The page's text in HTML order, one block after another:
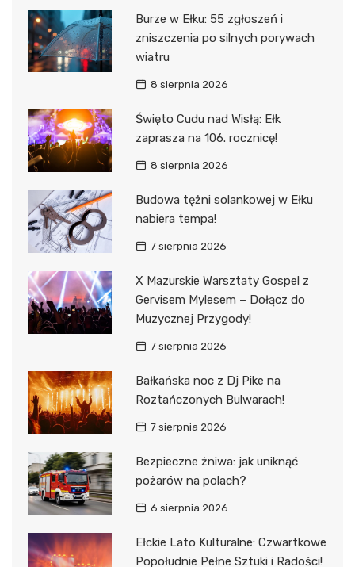
Burze w Ełku: 55 zgłoszeń i
zniszczenia po silnych porywach
wiatru
8 sierpnia 2026
Święto Cudu nad Wisłą: Ełk
zaprasza na 106. rocznicę!
8 sierpnia 2026
Budowa tężni solankowej w Ełku
nabiera tempa!
7 sierpnia 2026
X Mazurskie Warsztaty Gospel z
Gervisem Mylesem – Dołącz do
Muzycznej Przygody!
7 sierpnia 2026
Bałkańska noc z Dj Pike na
Roztańczonych Bulwarach!
7 sierpnia 2026
Bezpieczne żniwa: jak uniknąć
pożarów na polach?
6 sierpnia 2026
Ełckie Lato Kulturalne: Czwartkowe
Popołudnie Pełne Sztuki i Radości!